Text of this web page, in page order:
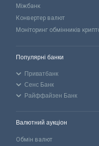
Міжбанк
Конвертер валют
Моніторинг обмінників
Популярні банки
Приватбанк
Сенс Банк
Райффайзен Банк
Валютний аукціон
Обмін валют